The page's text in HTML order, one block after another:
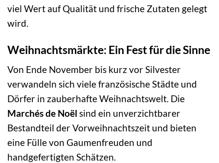
viel Wert auf Qualität und frische Zutaten gelegt
wird.
Weihnachtsmärkte: Ein Fest für die Sinne
Von Ende November bis kurz vor Silvester
verwandeln sich viele französische Städte und
Dörfer in zauberhafte Weihnachtswelt. Die
Marchés de Noël sind ein unverzichtbarer
Bestandteil der Vorweihnachtszeit und bieten
eine Fülle von Gaumenfreuden und
handgefertigten Schätzen.